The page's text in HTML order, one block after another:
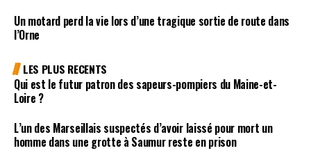
Un motard perd la vie lors d’une tragique sortie de route dans
l’Orne
LES PLUS RECENTS
Qui est le futur patron des sapeurs-pompiers du Maine-et-
Loire ?
L’un des Marseillais suspectés d’avoir laissé pour mort un
homme dans une grotte à Saumur reste en prison